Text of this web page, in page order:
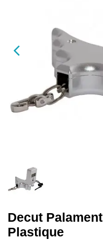
Decut Palament
Plastique